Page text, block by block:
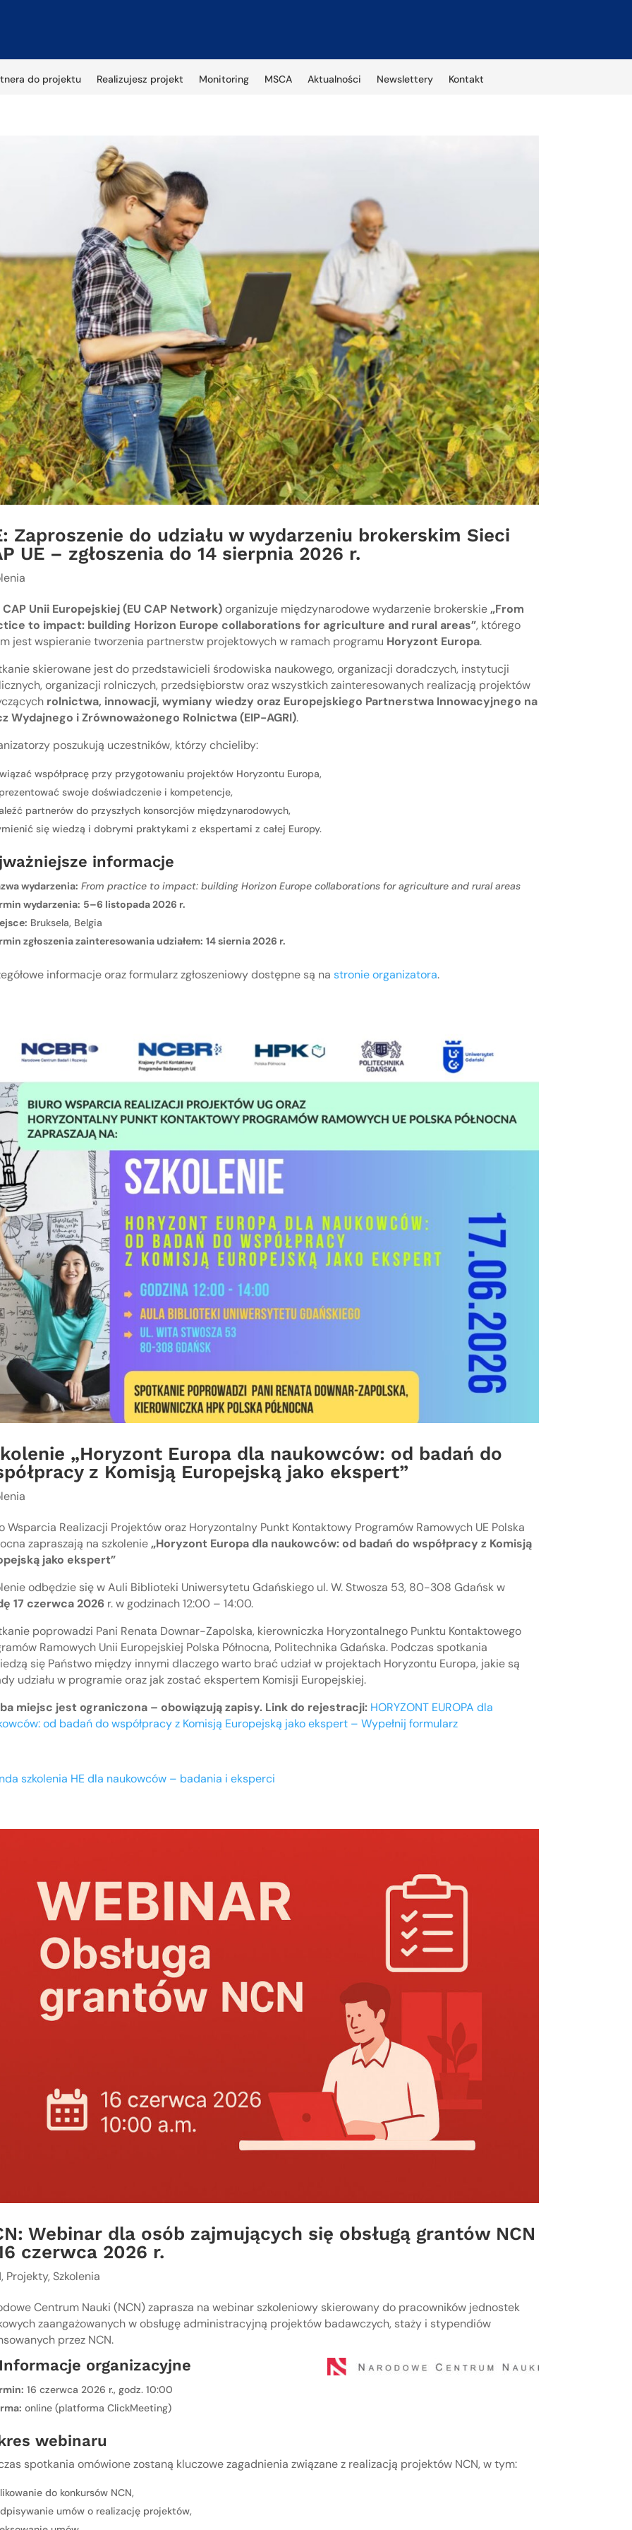
do projektu Realizujesz projekt Monitoring MSCA Aktualności Newslettery Kontakt
Zaproszenie do udziału w wydarzeniu brokerskim Sieci
UE – zgłoszenia do 14 sierpnia 2026 r.
CAP Unii Europejskiej (EU CAP Network)organizuje międzynarodowe wydarzenie brokerskie„From
to impact: building Horizon Europe collaborations for agriculture and rural areas”, którego
jest wspieranie tworzenia partnerstw projektowych w ramach programu Horyzont Europa.
skierowane jest do przedstawicieli środowiska naukowego, organizacji doradczych, instytucji
organizacji rolniczych, przedsiębiorstw oraz wszystkich zainteresowanych realizacją projektów
rolnictwa, innowacji, wymiany wiedzy oraz Europejskiego Partnerstwa Innowacyjnego na
Wydajnego i Zrównoważonego Rolnictwa (EIP-AGRI).
poszukują uczestników, którzy chcieliby:
współpracę przy przygotowaniu projektów Horyzontu Europa,
swoje doświadczenie i kompetencje,
partnerów do przyszłych konsorcjów międzynarodowych,
się wiedzą i dobrymi praktykami z ekspertami z całej Europy.
informacje
wydarzenia: From practice to impact: building Horizon Europe collaborations for agriculture and rural areas
wydarzenia: 5–6 listopada 2026 r.
Bruksela, Belgia
zgłoszenia zainteresowania udziałem: 14 siernia 2026 r.
informacje oraz formularz zgłoszeniowy dostępne są na stronie organizatora.
„Horyzont Europa dla naukowców: od badań do
z Komisją Europejską jako ekspert”
Wsparcia Realizacji Projektów oraz Horyzontalny Punkt Kontaktowy Programów Ramowych UE Polska
zapraszają na szkolenie„Horyzont Europa dla naukowców: od badań do współpracy z Komisją
jako ekspert”
odbędzie się w Auli Biblioteki Uniwersytetu Gdańskiego ul. W. Stwosza 53, 80-308 Gdańsk w
17 czerwca 2026r. w godzinach 12:00 – 14:00.
poprowadzi Pani Renata Downar-Zapolska, kierowniczka Horyzontalnego Punktu Kontaktowego
Ramowych Unii Europejskiej Polska Północna, Politechnika Gdańska. Podczas spotkania
się Państwo między innymi dlaczego warto brać udział w projektach Horyzontu Europa, jakie są
udziału w programie oraz jak zostać ekspertem Komisji Europejskiej.
miejsc jest ograniczona – obowiązują zapisy. Link do rejestracji: HORYZONT EUROPA dla
od badań do współpracy z Komisją Europejską jako ekspert – Wypełnij formularz
szkolenia HE dla naukowców – badania i eksperci
Webinar dla osób zajmujących się obsługą grantów NCN
czerwca 2026 r.
, Projekty,Szkolenia
Centrum Nauki (NCN) zaprasza na webinar szkoleniowy skierowany do pracowników jednostek
zaangażowanych w obsługę administracyjną projektów badawczych, staży i stypendiów
przez NCN.
organizacyjne
16 czerwca 2026 r., godz. 10:00
online (platforma ClickMeeting)
webinaru
spotkania omówione zostaną kluczowe zagadnienia związane z realizacją projektów NCN, w tym:
do konkursów NCN,
umów o realizację projektów,